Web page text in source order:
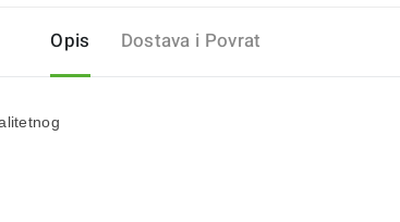
Opis Dostava i Povrat